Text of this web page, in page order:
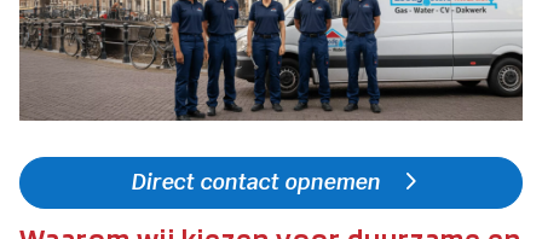
Direct contact opnemen